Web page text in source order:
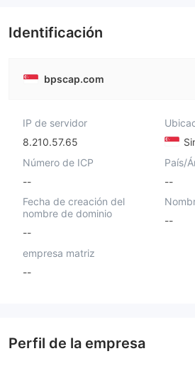
Identificación
bpscap.com
IP de servidor
8.210.57.65
Número de ICP
--
País/
--
Fecha de creación del
nombre de dominio
--
--
empresa matriz
--
Perfil de la empresa